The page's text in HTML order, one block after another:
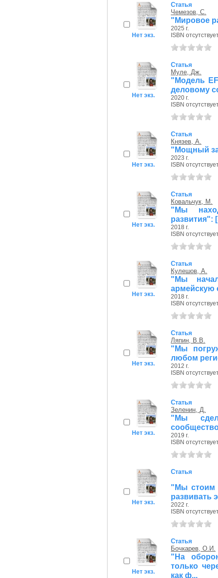
Нет экз.
Статья
Чемезов, С.
"Мировое
2025 г.
ISBN
Нет экз.
Статья
Муле, Дж.
"Модель
деловому
2020 г.
ISBN
Нет экз.
Статья
Князев, А.
"Мощный
2023 г.
ISBN
Нет экз.
Статья
Ковальчук, М.
"Мы
развития":
2018 г.
ISBN
Нет экз.
Статья
Кулешов, А.
"Мы
армейскую
2018 г.
ISBN
Нет экз.
Статья
Ляпин, В.В.
"Мы
любом
2012 г.
ISBN
Нет экз.
Статья
Зеленин, Д.
"Мы
2019 г.
ISBN
Нет экз.
Статья
"Мы стоим
развивать
2022 г.
ISBN
Нет экз.
Статья
Бочкарев, О.И.
"На
только
как ф...